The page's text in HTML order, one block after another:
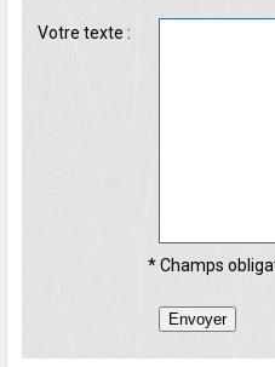
Votre texte :
* Champs